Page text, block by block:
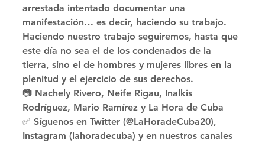
arrestada intentado documentar una
manifestación… es decir, haciendo su trabajo.
Haciendo nuestro trabajo seguiremos, hasta que
este día no sea el de los condenados de la
tierra, sino el de hombres y mujeres libres en la
plenitud y el ejercicio de sus derechos.
📷 Nachely Rivero, Neife Rigau, Inalkis
Rodríguez, Mario Ramírez y La Hora de Cuba
✅ Síguenos en Twitter (@LaHoradeCuba20),
Instagram (lahoradecuba) y en nuestros canales